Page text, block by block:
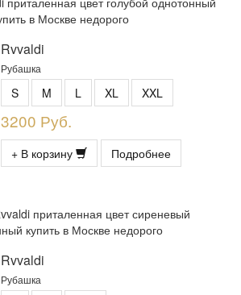
Rvvaldi
Рубашка
S M L XL XXL
3200 Руб.
+ В корзину Подробнее
Rvvaldi
Рубашка